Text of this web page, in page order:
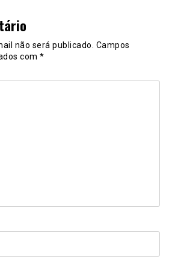
não será publicado. Campos
com *